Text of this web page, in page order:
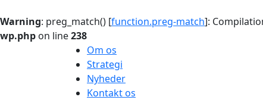
Warning: preg_match() [function.preg-match]:
wp.php on line238
Om os
Strategi
Nyheder
Kontakt os